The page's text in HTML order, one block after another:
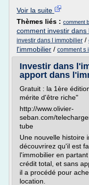
Voir la suite
Thèmes liés : comment
comment investir dans
investir dans l immobilier /
l'immobilier / comment s
Investir dans
apport dans
Gratuit : la 1ère
mérite d'être riche"
http://www.olivier-
seban.com/
tube
Une nouvelle histoire
découvrirez qu'il est
l'immobilier en
crédit total, et sans
il a procédé pour
location.